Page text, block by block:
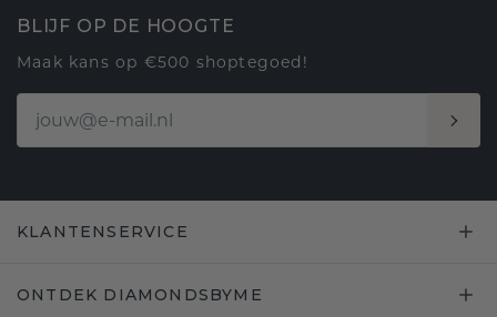
BLIJF OP DE HOOGTE
Maak kans op €500 shoptegoed!
KLANTENSERVICE
ONTDEK DIAMONDSBYME